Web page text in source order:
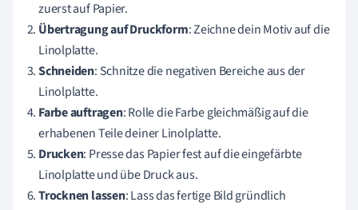
zuerst auf Papier.
Übertragung auf Druckform: Zeichne dein Motiv auf die
Linolplatte.
Schneiden: Schnitze die negativen Bereiche aus der
Linolplatte.
Farbe auftragen: Rolle die Farbe gleichmäßig auf die
erhabenen Teile deiner Linolplatte.
Drucken: Presse das Papier fest auf die eingefärbte
Linolplatte und übe Druck aus.
Trocknen lassen: Lass das fertige Bild gründlich